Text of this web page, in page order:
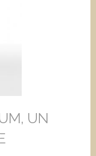
UN